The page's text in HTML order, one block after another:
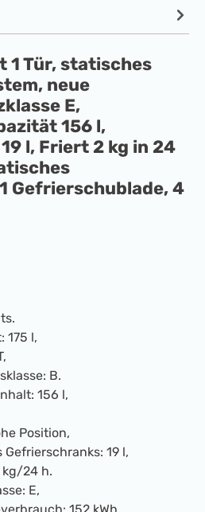
1 Tür, statisches
neue
E,
156 l,
l, Friert 2 kg in 24
Gefrierschublade, 4
175 l,
B.
156 l,
Position,
19 l,
kg/24 h.
E,